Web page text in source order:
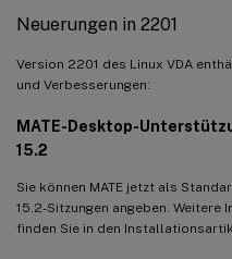
Neuerungen in 2201
Version 2201 des Linux VDA
und Verbesserungen:
MATE-Desktop-
15.2
Sie können MATE jetzt als
15.2-Sitzungen angeben.
finden Sie in den